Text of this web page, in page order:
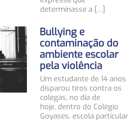
determinasse a […]
Bullying e
contaminação do
ambiente escolar
pela violência
Um estudante de 14 anos
disparou tiros contra os
colegas, no dia de
hoje, dentro do Colégio
Goyases, escola particular